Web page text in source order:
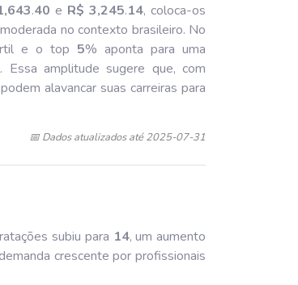
.40 e R$ 3,245.14, coloca-os
no contexto brasileiro. No
e o top 5% aponta para uma
Essa amplitude sugere que, com
alavancar suas carreiras para
📅 Dados atualizados até 2025-07-31
subiu para 14, um aumento
crescente por profissionais